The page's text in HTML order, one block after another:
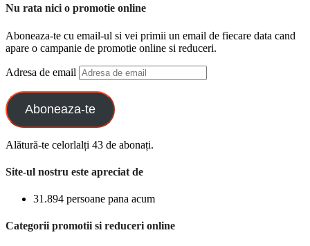
Nu rata nici o promotie online
Aboneaza-te cu email-ul si vei primii un email de fiecare data cand
apare o campanie de promotie online si reduceri.
Adresa de email
Aboneaza-te
Alătură-te celorlalți 43 de abonați.
Site-ul nostru este apreciat de
31.894 persoane pana acum
Categorii promotii si reduceri online